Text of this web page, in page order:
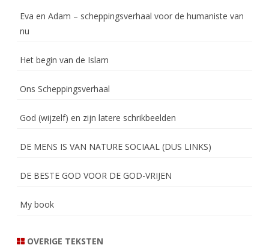
Eva en Adam – scheppingsverhaal voor de humaniste van
nu
Het begin van de Islam
Ons Scheppingsverhaal
God (wijzelf) en zijn latere schrikbeelden
DE MENS IS VAN NATURE SOCIAAL (DUS LINKS)
DE BESTE GOD VOOR DE GOD-VRIJEN
My book
OVERIGE TEKSTEN